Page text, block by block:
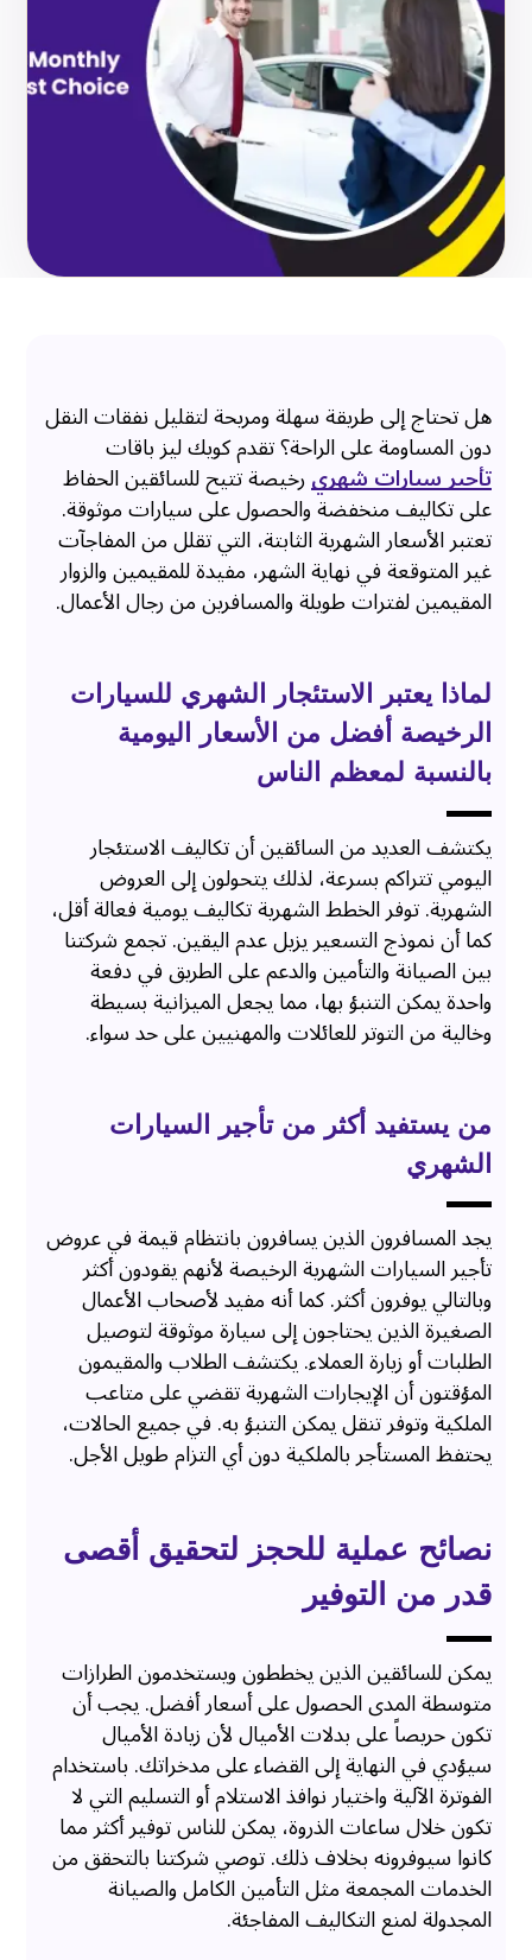
هل تحتاج إلى طريقة سهلة ومريحة لتقليل نفقات النقل
دون المساومة على الراحة؟ تقدم كويك ليز باقات
تأجير سيارات شهريرخيصة تتيح للسائقين الحفاظ
على تكاليف منخفضة والحصول على سيارات موثوقة.
تعتبر الأسعار الشهرية الثابتة، التي تقلل من المفاجآت
غير المتوقعة في نهاية الشهر، مفيدة للمقيمين والزوار
المقيمين لفترات طويلة والمسافرين من رجال الأعمال.
لماذا يعتبر الاستئجار الشهري للسيارات
الرخيصة أفضل من الأسعار اليومية
بالنسبة لمعظم الناس
يكتشف العديد من السائقين أن تكاليف الاستئجار
اليومي تتراكم بسرعة، لذلك يتحولون إلى العروض
الشهرية. توفر الخطط الشهرية تكاليف يومية فعالة أقل،
كما أن نموذج التسعير يزيل عدم اليقين. تجمع شركتنا
بين الصيانة والتأمين والدعم على الطريق في دفعة
واحدة يمكن التنبؤ بها، مما يجعل الميزانية بسيطة
وخالية من التوتر للعائلات والمهنيين على حد سواء.
من يستفيد أكثر من تأجير السيارات
الشهري
يجد المسافرون الذين يسافرون بانتظام قيمة في عروض
تأجير السيارات الشهرية الرخيصة لأنهم يقودون أكثر
وبالتالي يوفرون أكثر. كما أنه مفيد لأصحاب الأعمال
الصغيرة الذين يحتاجون إلى سيارة موثوقة لتوصيل
الطلبات أو زيارة العملاء. يكتشف الطلاب والمقيمون
المؤقتون أن الإيجارات الشهرية تقضي على متاعب
الملكية وتوفر تنقل يمكن التنبؤ به. في جميع الحالات،
يحتفظ المستأجر بالملكية دون أي التزام طويل الأجل.
نصائح عملية للحجز لتحقيق أقصى
قدر من التوفير
يمكن للسائقين الذين يخططون ويستخدمون الطرازات
متوسطة المدى الحصول على أسعار أفضل. يجب أن
تكون حريصاً على بدلات الأميال لأن زيادة الأميال
سيؤدي في النهاية إلى القضاء على مدخراتك. باستخدام
الفوترة الآلية واختيار نوافذ الاستلام أو التسليم التي لا
تكون خلال ساعات الذروة، يمكن للناس توفير أكثر مما
كانوا سيوفرونه بخلاف ذلك. توصي شركتنا بالتحقق من
الخدمات المجمعة مثل التأمين الكامل والصيانة
المجدولة لمنع التكاليف المفاجئة.